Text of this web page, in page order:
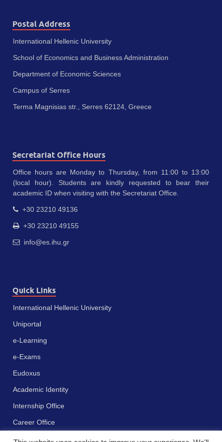
Postal Address
International Hellenic University
School of Economics and Business Administration
Department of Economic Sciences
Campus of Serres
Terma Magnisias str., Serres 62124, Greece
Secretariat Office Hours
Office hours are Monday to Thursday, from 11:00 to 13:00
(local hour). Students are kindly requested to bear their
academic ID when visiting with the Secretariat Office.
+30 23210 49136
+30 23210 49155
info@es.ihu.gr
Quick Links
International Hellenic University
Uniportal
e-Learning
e-Exams
Eudoxus
Academic Identity
Internship Office
Career Office